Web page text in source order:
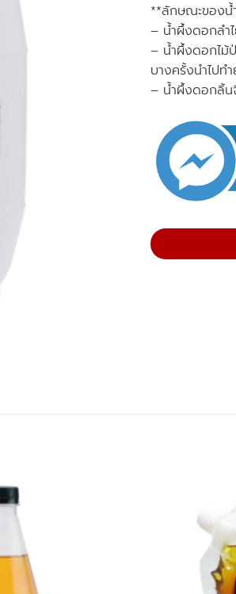
**ลักษณะของน้
– น้ำผึ้งดอกลำ
– น้ำผึ้งดอกไม้
บางครั้งนำไปท
– น้ำผึ้งดอกลิ้น